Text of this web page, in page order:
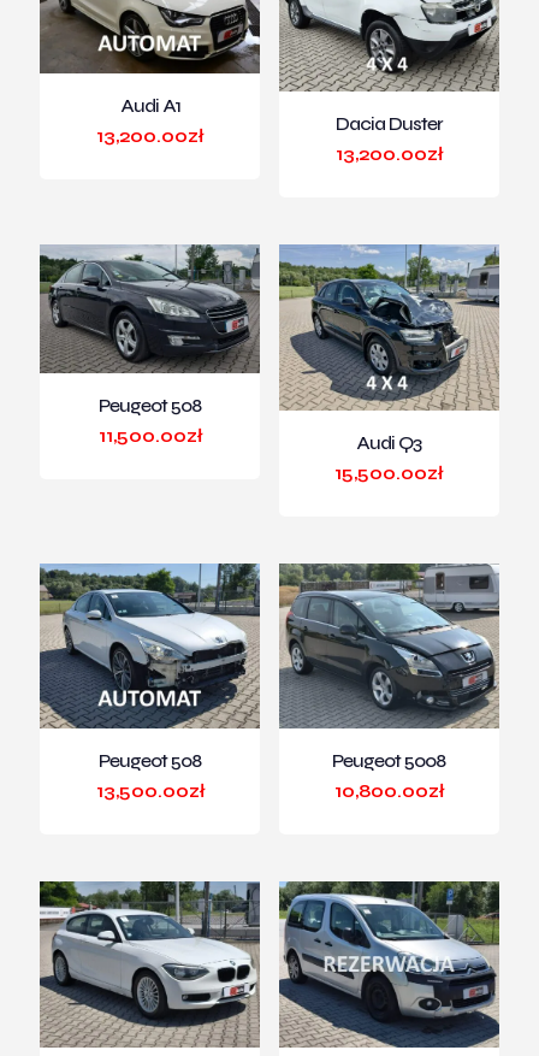
Audi A1
13,200.00zł
Dacia Duster
13,200.00zł
Peugeot 508
11,500.00zł
Audi Q3
15,500.00zł
Peugeot 508
13,500.00zł
Peugeot 5008
10,800.00zł